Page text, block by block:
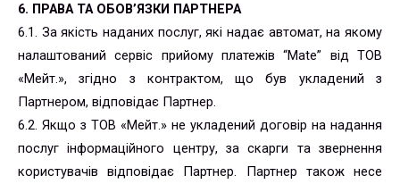
6. ПРАВА ТА ОБОВ’ЯЗКИ ПАРТНЕРА
6.1. За якість наданих послуг, які надає автомат, на якому
налаштований сервіс прийому платежів “Mate” від ТОВ
«Мейт.», згідно з контрактом, що був укладений з
Партнером, відповідає Партнер.
6.2. Якщо з ТОВ «Мейт.» не укладений договір на надання
послуг інформаційного центру, за скарги та звернення
користувачів відповідає Партнер. Партнер також несе